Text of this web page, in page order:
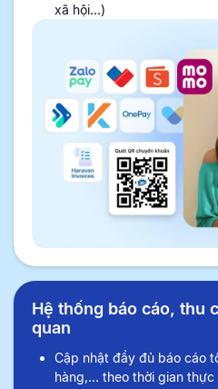
xã hội...)
Hệ thống báo cáo, thu
quan
Cập nhật đầy đủ báo cáo
hàng,... theo thời gian